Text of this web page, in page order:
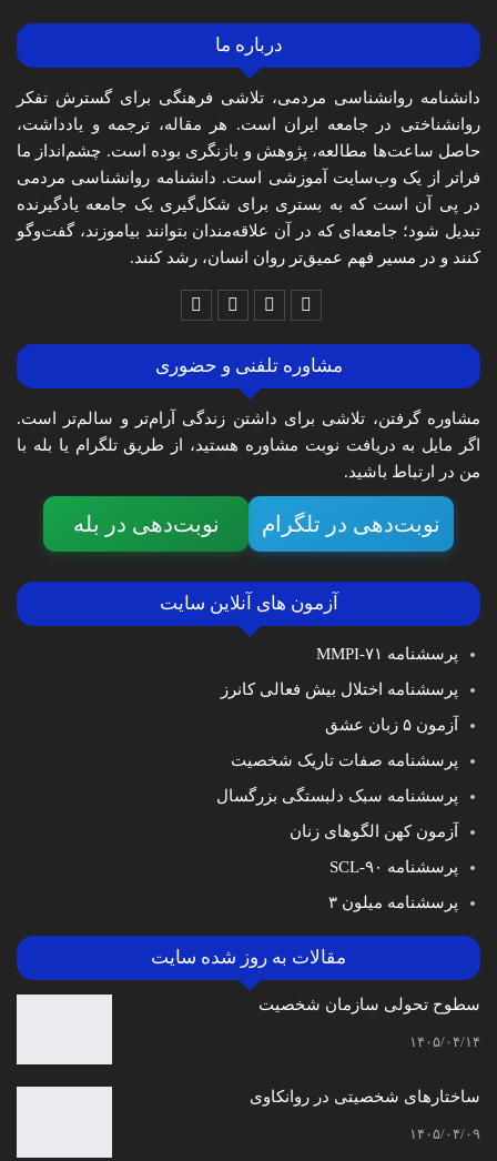
درباره ما
دانشنامه روانشناسی مردمی، تلاشی فرهنگی برای گسترش تفکر
روانشناختی در جامعه ایران است. هر مقاله، ترجمه و یادداشت،
حاصل ساعت‌ها مطالعه، پژوهش و بازنگری بوده است. چشم‌انداز ما
فراتر از یک وب‌سایت آموزشی است. دانشنامه روانشناسی مردمی
در پی آن است که به بستری برای شکل‌گیری یک جامعه یادگیرنده
تبدیل شود؛ جامعه‌ای که در آن علاقه‌مندان بتوانند بیاموزند، گفت‌وگو
کنند و در مسیر فهم عمیق‌تر روان انسان، رشد کنند.
مشاوره تلفنی و حضوری
مشاوره گرفتن، تلاشی برای داشتن زندگی آرام‌تر و سالم‌تر است.
اگر مایل به دریافت نوبت مشاوره هستید، از طریق تلگرام یا بله با
من در ارتباط باشید.
نوبت‌دهی در تلگرام نوبت‌دهی در بله
آزمون های آنلاین سایت
پرسشنامه MMPI-۷۱
پرسشنامه اختلال بیش فعالی کانرز
آزمون ۵ زبان عشق
پرسشنامه صفات تاریک شخصیت
پرسشنامه سبک دلبستگی بزرگسال
آزمون کهن الگوهای زنان
پرسشنامه SCL-۹۰
پرسشنامه میلون ۳
مقالات به روز شده سایت
سطوح تحولی سازمان‌ شخصیت
۱۴۰۵/۰۴/۱۴
ساختارهای شخصیتی در روانکاوی
۱۴۰۵/۰۴/۰۹